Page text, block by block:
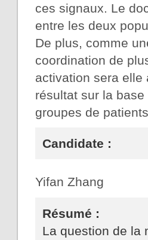
ces signaux. Le
entre les deux
De plus, comme
coordination de
activation sera elle
résultat sur la
groupes de
Candidate :
Yifan Zhang
Résumé :
La question de la